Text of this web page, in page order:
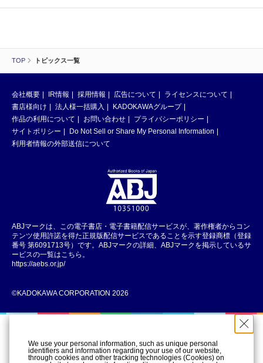
TOP トピックス一覧
会社概要 IR情報 採用情報 広告について
ライセンスについて
書店様向け
法人様一括購入
KADOKAWAグループ
作品の利用について
お問い合わせ
プライバシーポリシー
サイトポリシー
Do Not Sell or Share My Personal Information
利用者情報の外部送信について
ABJマークは、この電子書店・電子書籍配信サービスが、著作権者からコン
テンツ使用許諾を得た正規版配信サービスであることを示す登録商標（登録
番号 第6091713号）です。ABJマークの詳細、ABJマークを掲示しているサ
ービスの一覧はこちら。
https://aebs.or.jp/
©KADOKAWA CORPORATION 2026
We use your personal information, such as unique personal
identifiers and information regarding your use of our website,
through cookies and other tracking technologies (Cookies) on